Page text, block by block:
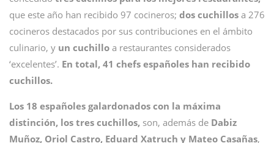
que este año han recibido 97 cocineros; dos cuchillos a 276
cocineros destacados por sus contribuciones en el ámbito
culinario, y un cuchillo a restaurantes considerados
‘excelentes’. En total, 41 chefs españoles han recibido
cuchillos.
Los 18 españoles galardonados con la máxima
distinción, los tres cuchillos, son, además de Dabiz
Muñoz, Oriol Castro, Eduard Xatruch y Mateo Casañas,